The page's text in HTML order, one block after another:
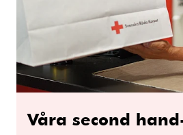
Våra second